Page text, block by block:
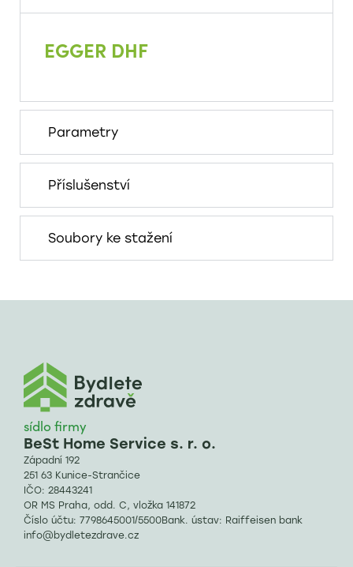
Parametry
Příslušenství
Soubory ke stažení
EGGER DHF
sídlo firmy
BeSt Home Service s. r. o.
Západní 192
251 63 Kunice-Strančice
IČO: 28443241
OR MS Praha, odd. C, vložka 141872
Číslo účtu: 7798645001/5500Bank. ústav: Raiffeisen bank
info@bydletezdrave.cz